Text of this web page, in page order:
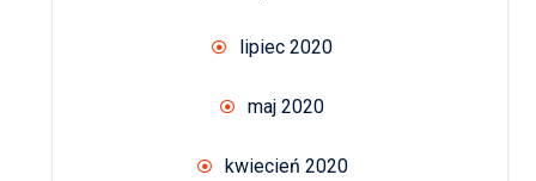
lipiec 2020
maj 2020
kwiecień 2020